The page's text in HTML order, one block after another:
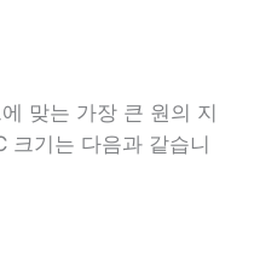
맞는 가장 큰 원의 지
크기는 다음과 같습니